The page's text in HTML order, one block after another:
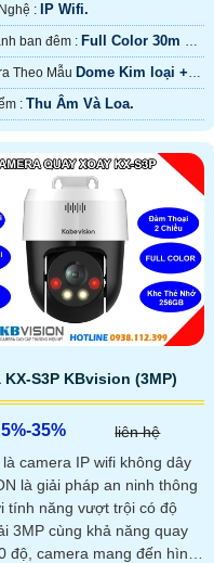
🤖️ Công Nghệ : IP Wifi.
🔦 Hình ảnh ban đêm : Full Color 30m Có
Ðêm.Theo Mẫu Dome Kim loại +
️ლ Ưu Điểm : Thu Âm Và Loa.
KX-S3P KBvision (3MP)
5%-35%
liên hệ
là camera IP wifi không dây
là giải pháp an ninh thông
tính năng vượt trội có độ
3MP cùng khả năng quay
độ, camera mang đến hình